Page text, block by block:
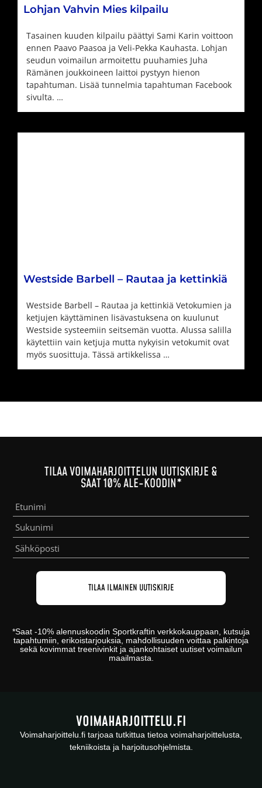
Lohjan Vahvin Mies kilpailu
Tasainen kuuden kilpailu päättyi Sami Karin voittoon
ennen Paavo Paasoa ja Veli-Pekka Kauhasta. Lohjan
seudun voimailun armoitettu puuhamies Juha
Rämänen joukkoineen laittoi pystyyn hienon
tapahtuman. Lisää tunnelmia tapahtuman Facebook
sivulta. …
Westside Barbell – Rautaa ja kettinkiä
Westside Barbell – Rautaa ja kettinkiä Vetokumien ja
ketjujen käyttäminen lisävastuksena on kuulunut
Westside systeemiin seitsemän vuotta. Alussa salilla
käytettiin vain ketjuja mutta nykyisin vetokumit ovat
myös suosittuja. Tässä artikkelissa …
TILAA VOIMAHARJOITTELUN UUTISKIRJE &
SAAT 10% ALE-KOODIN*
*Saat -10% alennuskoodin Sportkraftin verkkokauppaan , kutsuja
tapahtumiin, erikoistarjouksia, mahdollisuuden voittaa palkintoja
sekä kovimmat treenivinkit ja ajankohtaiset uutiset voimailun
maailmasta.
VOIMAHARJOITTELU.FI
Voimaharjoittelu.fi tarjoaa tutkittua tietoa voimaharjoittelusta,
tekniikoista ja harjoitusohjelmista.